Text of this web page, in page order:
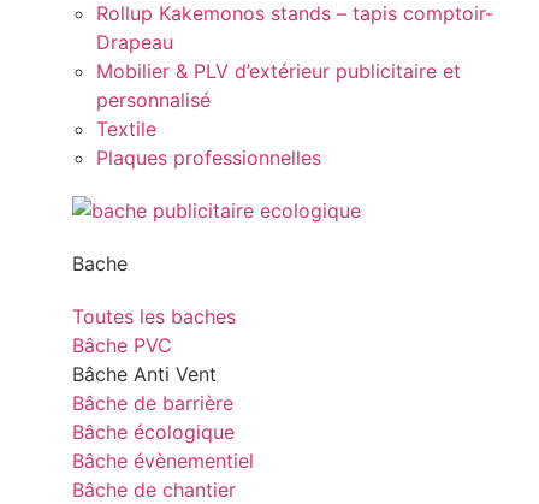
Rollup Kakemonos stands – tapis comptoir-
Drapeau
Mobilier & PLV d’extérieur publicitaire et
personnalisé
Textile
Plaques professionnelles
Bache
Toutes les baches
Bâche PVC
Bâche Anti Vent
Bâche de barrière
Bâche écologique
Bâche évènementiel
Bâche de chantier